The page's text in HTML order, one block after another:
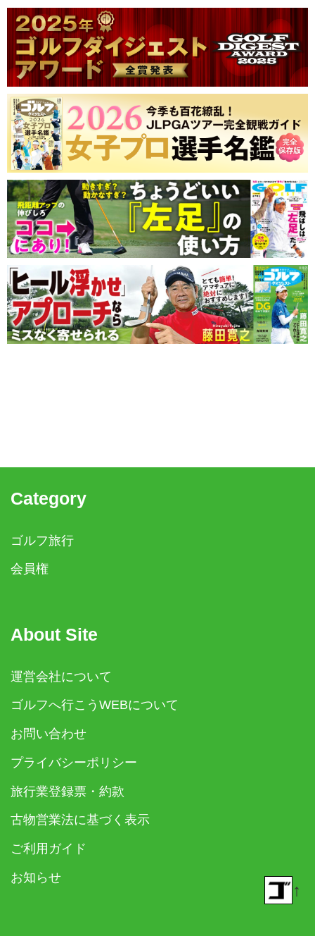
Category
ゴルフ旅行
会員権
About Site
運営会社について
ゴルフへ行こうWEBについて
お問い合わせ
プライバシーポリシー
旅行業登録票・約款
古物営業法に基づく表示
ご利用ガイド
お知らせ
↑